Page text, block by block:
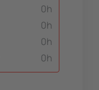
0h
0h
0h
0h